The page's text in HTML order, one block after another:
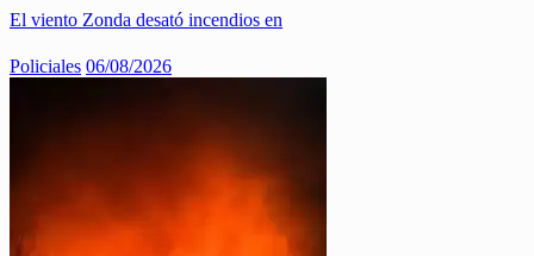
El viento Zonda desató incendios en
Policiales 06/08/2026